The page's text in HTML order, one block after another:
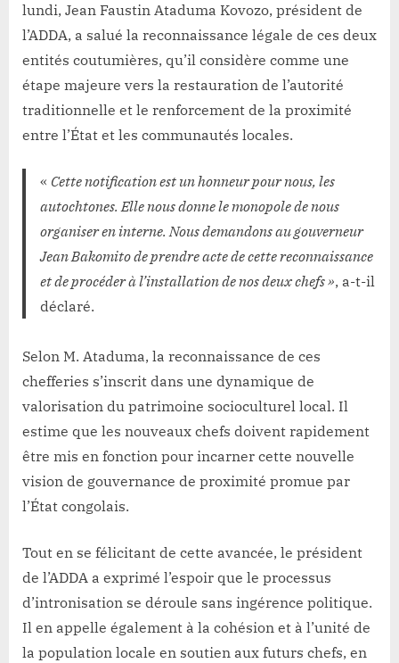
lundi, Jean Faustin Ataduma Kovozo, président de
l’ADDA, a salué la reconnaissance légale de ces deux
entités coutumières, qu’il considère comme une
étape majeure vers la restauration de l’autorité
traditionnelle et le renforcement de la proximité
entre l’État et les communautés locales.
« Cette notification est un honneur pour nous, les
autochtones. Elle nous donne le monopole de nous
organiser en interne. Nous demandons au gouverneur
Jean Bakomito de prendre acte de cette reconnaissance
et de procéder à l’installation de nos deux chefs », a-t-il
déclaré.
Selon M. Ataduma, la reconnaissance de ces
chefferies s’inscrit dans une dynamique de
valorisation du patrimoine socioculturel local. Il
estime que les nouveaux chefs doivent rapidement
être mis en fonction pour incarner cette nouvelle
vision de gouvernance de proximité promue par
l’État congolais.
Tout en se félicitant de cette avancée, le président
de l’ADDA a exprimé l’espoir que le processus
d’intronisation se déroule sans ingérence politique.
Il en appelle également à la cohésion et à l’unité de
la population locale en soutien aux futurs chefs, en